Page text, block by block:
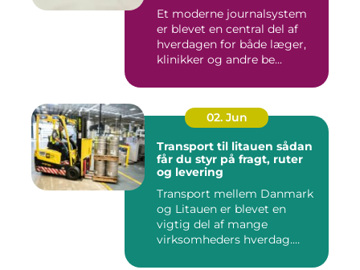
Et moderne journalsystem
er blevet en central del af
hverdagen for både læger,
klinikker og andre be...
02. Jun
Transport til litauen sådan
får du styr på fragt, ruter
og levering
Transport mellem Danmark
og Litauen er blevet en
vigtig del af mange
virksomheders hverdag.